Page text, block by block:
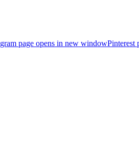
page opens in new windowPinterest